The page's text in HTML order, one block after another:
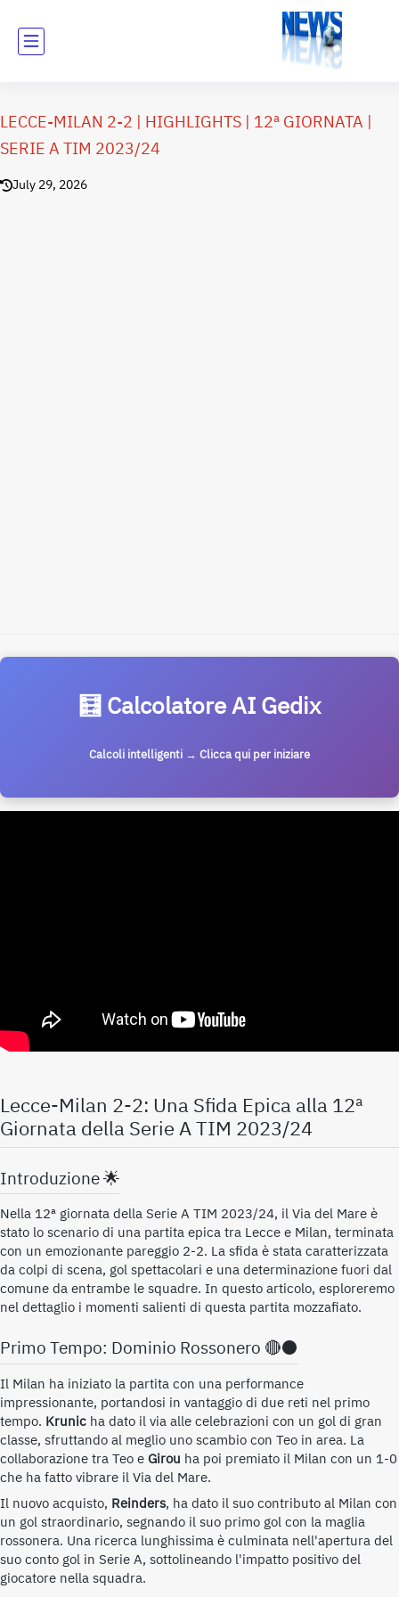
LECCE-MILAN 2-2 | HIGHLIGHTS | 12ª GIORNATA |
SERIE A TIM 2023/24
July 29, 2026
🧮 Calcolatore AI Gedix
Calcoli intelligenti → Clicca qui per iniziare
Lecce-Milan 2-2: Una Sfida Epica alla 12ª
Giornata della Serie A TIM 2023/24
Introduzione 🌟
Nella 12ª giornata della Serie A TIM 2023/24, il Via del Mare è
stato lo scenario di una partita epica tra Lecce e Milan, terminata
con un emozionante pareggio 2-2. La sfida è stata caratterizzata
da colpi di scena, gol spettacolari e una determinazione fuori dal
comune da entrambe le squadre. In questo articolo, esploreremo
nel dettaglio i momenti salienti di questa partita mozzafiato.
Primo Tempo: Dominio Rossonero 🔴⚫
Il Milan ha iniziato la partita con una performance
impressionante, portandosi in vantaggio di due reti nel primo
tempo. Krunic ha dato il via alle celebrazioni con un gol di gran
classe, sfruttando al meglio uno scambio con Teo in area. La
collaborazione tra Teo eGirou ha poi premiato il Milan con un 1-0
che ha fatto vibrare il Via del Mare.
Il nuovo acquisto, Reinders, ha dato il suo contributo al Milan con
un gol straordinario, segnando il suo primo gol con la maglia
rossonera. Una ricerca lunghissima è culminata nell'apertura del
suo conto gol in Serie A, sottolineando l'impatto positivo del
giocatore nella squadra.